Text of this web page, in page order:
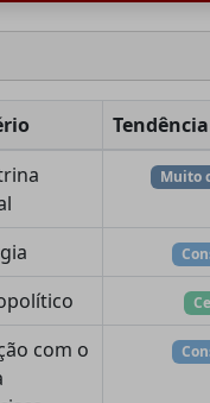
Tendência
Muito
com o